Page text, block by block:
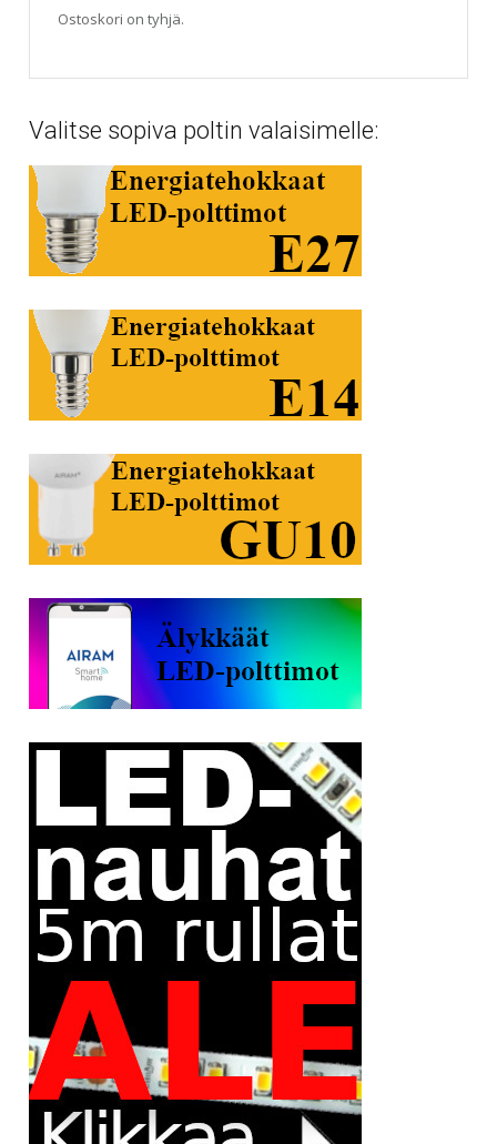
Ostoskori on tyhjä.
Valitse sopiva poltin valaisimelle: